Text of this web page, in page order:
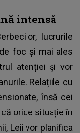
intensă
lucrurile
foc și mai ales
atenției și vor
Relațiile cu
însă cei
orice situație în
Leii vor planifica